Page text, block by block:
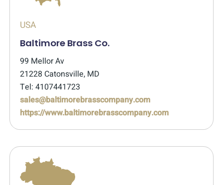
USA
Baltimore Brass Co.
99 Mellor Av
21228 Catonsville, MD
Tel: 4107441723
sales@baltimorebrasscompany.com
https://www.baltimorebrasscompany.com